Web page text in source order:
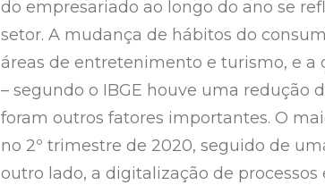
do empresariado ao longo do ano se
setor. A mudança de hábitos do
áreas de entretenimento e turismo, e a
– segundo o IBGE houve uma redução
foram outros fatores importantes. O
no 2º trimestre de 2020, seguido de
outro lado, a digitalização de processos